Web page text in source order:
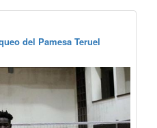
del Pamesa Teruel